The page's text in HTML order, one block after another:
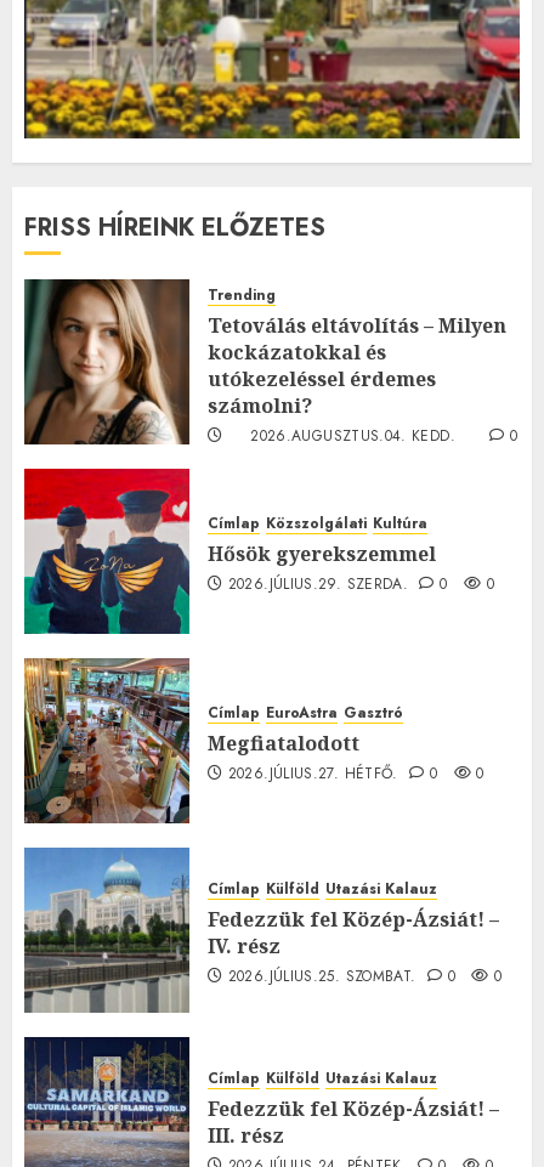
FRISS HÍREINK ELŐZETES
Trending
Tetoválás eltávolítás – Milyen
kockázatokkal és
utókezeléssel érdemes
számolni?
2026.AUGUSZTUS.04. KEDD.
0
Címlap Közszolgálati Kultúra
Hősök gyerekszemmel
2026.JÚLIUS.29. SZERDA. 0 0
Címlap EuroAstra Gasztró
Megfiatalodott
2026.JÚLIUS.27. HÉTFŐ. 0 0
Címlap Külföld Utazási Kalauz
Fedezzük fel Közép-Ázsiát! –
IV. rész
2026.JÚLIUS.25. SZOMBAT. 0 0
Címlap Külföld Utazási Kalauz
Fedezzük fel Közép-Ázsiát! –
III. rész